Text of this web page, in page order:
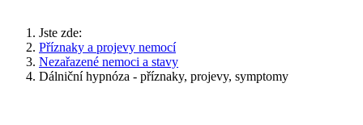
Jste zde:
Příznaky a projevy nemocí
Nezařazené nemoci a stavy
Dálniční hypnóza - příznaky, projevy, symptomy